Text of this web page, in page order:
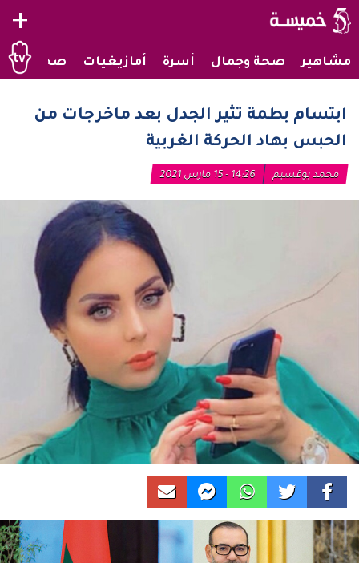
+
مشاهير صحة وجمال أسرة أمازيغيات صحراويات
ابتسام بطمة تثير الجدل بعد ماخرجات من
الحبس بهاد الحركة الغربية
محمد بوقسيم 14:26 - 15 مارس 2021